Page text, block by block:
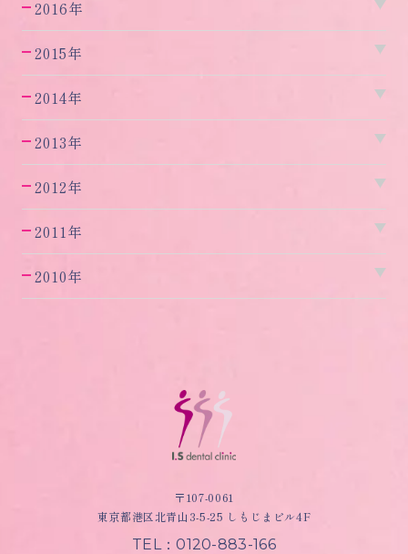
2016年
2015年
2014年
2013年
2012年
2011年
2010年
〒107-0061
東京都港区北青山3-5-25 しもじまビル4F
TEL：0120-883-166